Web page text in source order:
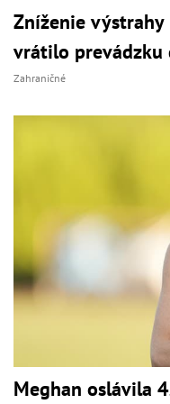
Zníženie
vrátilo prevádzku
Zahraničné
Meghan oslávila